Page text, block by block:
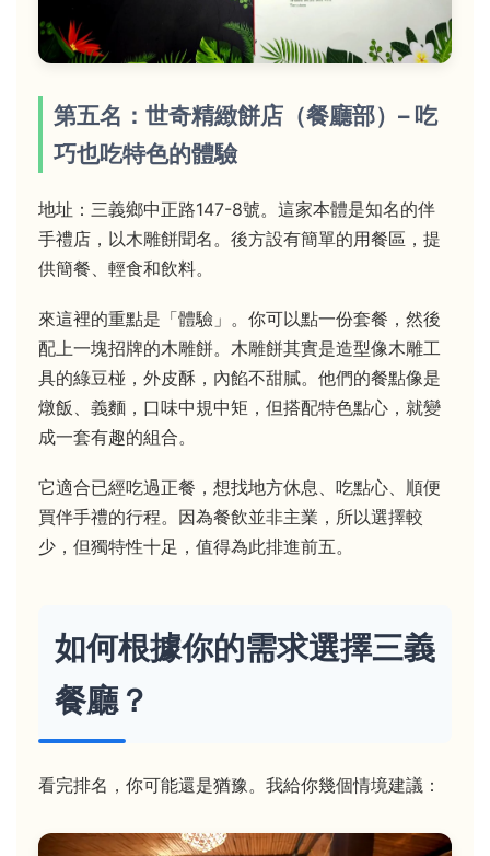
第五名：世奇精緻餅店（餐廳部）– 吃
巧也吃特色的體驗
地址：三義鄉中正路147-8號。這家本體是知名的伴
手禮店，以木雕餅聞名。後方設有簡單的用餐區，提
供簡餐、輕食和飲料。
來這裡的重點是「體驗」。你可以點一份套餐，然後
配上一塊招牌的木雕餅。木雕餅其實是造型像木雕工
具的綠豆椪，外皮酥，內餡不甜膩。他們的餐點像是
燉飯、義麵，口味中規中矩，但搭配特色點心，就變
成一套有趣的組合。
它適合已經吃過正餐，想找地方休息、吃點心、順便
買伴手禮的行程。因為餐飲並非主業，所以選擇較
少，但獨特性十足，值得為此排進前五。
如何根據你的需求選擇三義
餐廳？
看完排名，你可能還是猶豫。我給你幾個情境建議：